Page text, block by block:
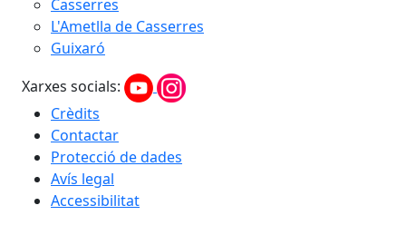
Casserres
L'Ametlla de Casserres
Guixaró
Xarxes socials:
Crèdits
Contactar
Protecció de dades
Avís legal
Accessibilitat